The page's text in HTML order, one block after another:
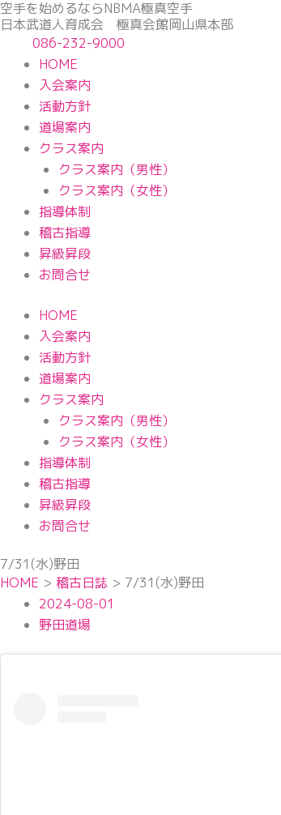
内
容
空手を始めるならNBМA極真空手
日本武道人育成会 極真会館岡山県本部
086-232-9000
HOME
入会案内
活動方針
道場案内
クラス案内
クラス案内（男性）
クラス案内（女性）
指導体制
稽古指導
昇級昇段
お問合せ
HOME
入会案内
活動方針
道場案内
クラス案内
クラス案内（男性）
クラス案内（女性）
指導体制
稽古指導
昇級昇段
お問合せ
7/31(水)野田
HOME > 稽古日誌 > 7/31(水)野田
2024-08-01
野田道場